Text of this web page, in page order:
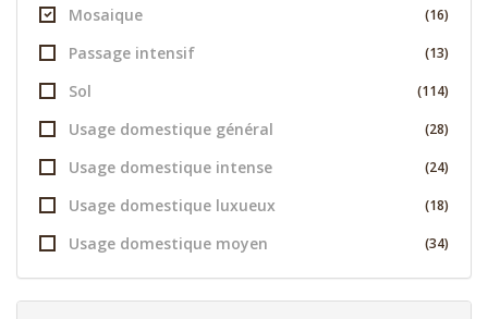
Mosaique (16)
Passage intensif (13)
Sol (114)
Usage domestique général (28)
Usage domestique intense (24)
Usage domestique luxueux (18)
Usage domestique moyen (34)